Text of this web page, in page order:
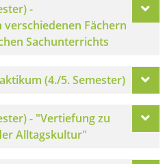
-
Fächern
Sachunterrichts
(4./5. Semester)
- "Vertiefung zu
Alltagskultur"